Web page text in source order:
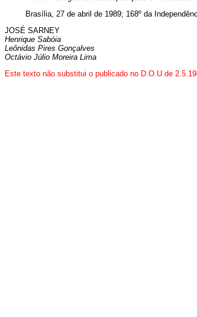
Brasília, 27 de abril de 1989; 168º da
JOSÉ SARNEY
Henrique Sabóia
Leônidas Pires Gonçalves
Octávio Júlio Moreira Lima
Este texto não substitui o publicado no D.O.U de